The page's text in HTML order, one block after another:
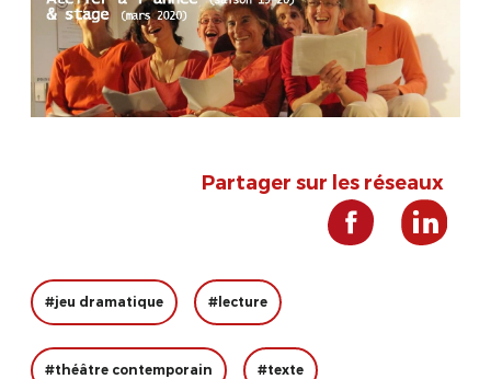
Partager sur les réseaux
#jeu dramatique #lecture
#théâtre contemporain #texte